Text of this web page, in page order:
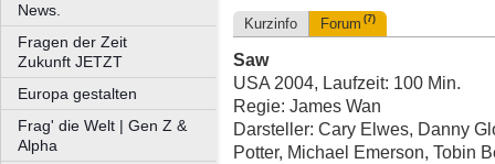
News.
Fragen der Zeit
Zukunft JETZT
Europa gestalten
Frag' die Welt | Gen Z &
Alpha
Kurzinfo Forum (7)
Saw
USA 2004, Laufzeit: 100 Min.
Regie: James Wan
Darsteller: Cary Elwes, Danny
Potter, Michael Emerson, Tobin